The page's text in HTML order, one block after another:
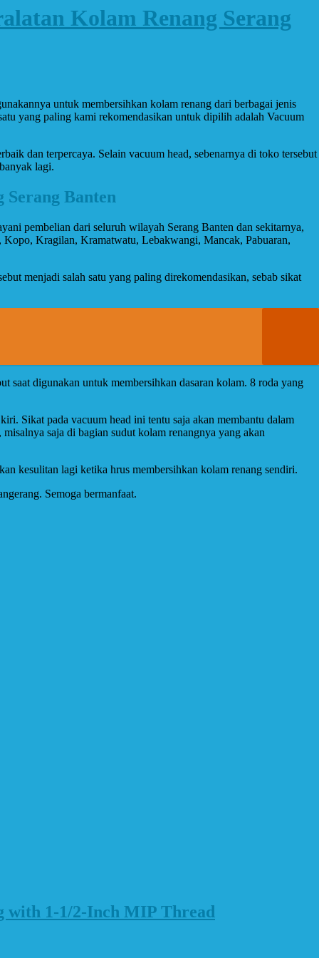
Kolam Renang Serang
untuk membersihkan kolam renang dari berbagai jenis
yang paling kami rekomendasikan untuk dipilih adalah Vacuum
dan terpercaya. Selain vacuum head, sebenarnya di toko tersebut
lagi.
Banten
pembelian dari seluruh wilayah Serang Banten dan sekitarnya,
Kragilan, Kramatwatu, Lebakwangi, Mancak, Pabuaran,
menjadi salah satu yang paling direkomendasikan, sebab sikat
saat digunakan untuk membersihkan dasaran kolam. 8 roda yang
Sikat pada vacuum head ini tentu saja akan membantu dalam
saja di bagian sudut kolam renangnya yang akan
kesulitan lagi ketika hrus membersihkan kolam renang sendiri.
Semoga bermanfaat.
with 1-1/2-Inch MIP Thread